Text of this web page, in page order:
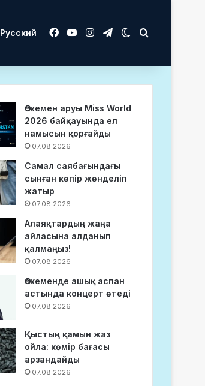
Русский Facebook
YouTubeInstagram
TelegramSwitch skin
Өскемен аруы Miss World
2026 байқауында ел
намысын қорғайды
07.08.2026
Самал саябағындағы
сынған көпір жөнделіп
жатыр
07.08.2026
Алаяқтардың жаңа
айласына алданып
қалмаңыз!
07.08.2026
Өскеменде ашық аспан
астында концерт өтеді
07.08.2026
Қыстың қамын жаз
ойла: көмір бағасы
арзандайды
07.08.2026